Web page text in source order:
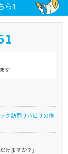
ら1
す
ク 訪問リハビリの作
けますか？」